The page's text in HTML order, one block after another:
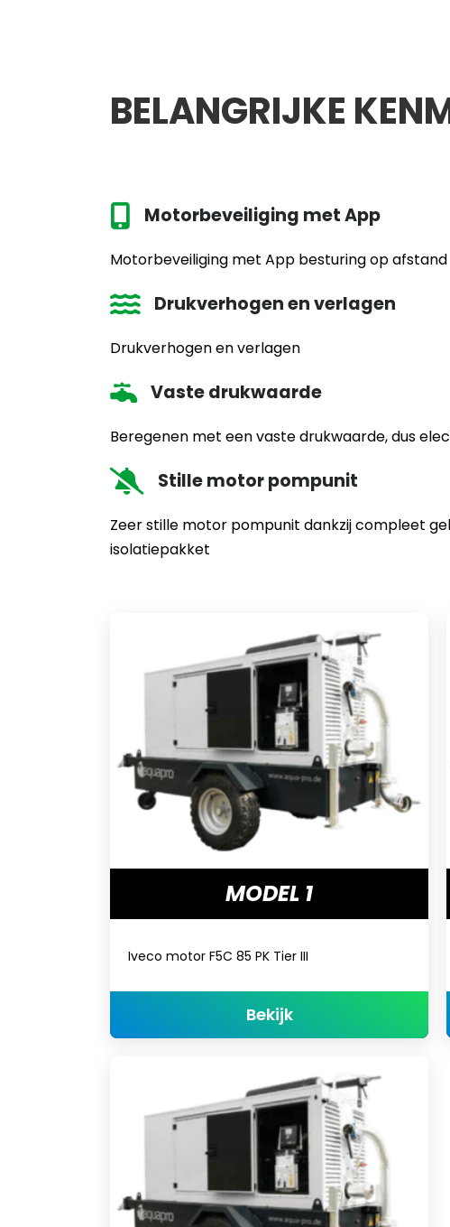
BELANGRIJKE
Motorbeveiliging met App
Motorbeveiliging met App besturing op afstand
Drukverhogen en verlagen
Drukverhogen en verlagen
Vaste drukwaarde
Beregenen met een vaste drukwaarde, dus
Stille motor pompunit
Zeer stille motor pompunit dankzij compleet
isolatiepakket
MODEL 1
Iveco motor F5C 85 PK Tier III
Bekijkabout Model 1